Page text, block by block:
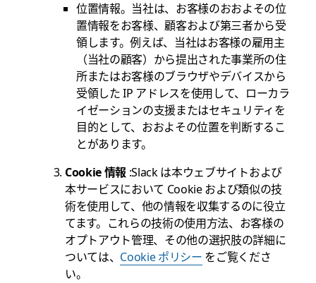
位置情報。当社は、お客様のおおよその位
置情報をお客様、顧客および第三者から受
領します。例えば、当社はお客様の雇用主
（当社の顧客）から提出された事業所の住
所またはお客様のブラウザやデバイスから
受領した IP アドレスを使用して、ローカラ
イゼーションの支援またはセキュリティを
目的として、おおよその位置を判断するこ
とがあります。
Cookie 情報 :Slack は本ウェブサイトおよび
本サービスにおいて Cookie および類似の技
術を使用して、他の情報を収集するのに役立
てます。これらの技術の使用方法、お客様の
オプトアウト管理、その他の選択肢の詳細に
ついては、 Cookie ポリシー をご覧くださ
い。